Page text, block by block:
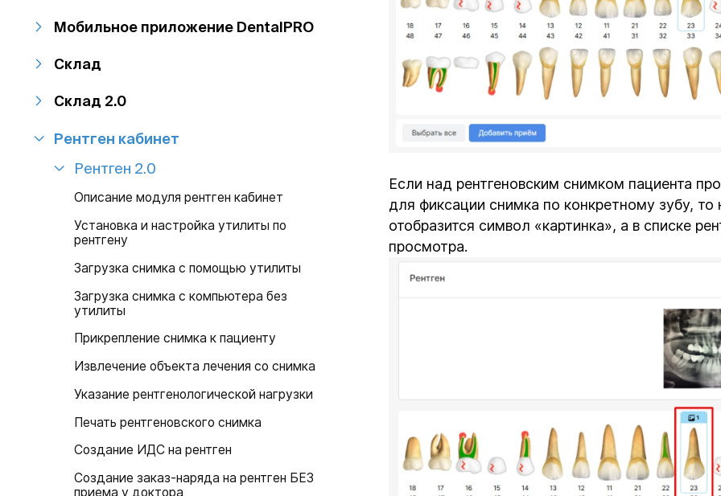
Мобильное приложение DentalPRO
Склад
Склад 2.0
Рентген кабинет
Рентген 2.0
Описание модуля рентген кабинет
Установка и настройка утилиты по
рентгену
Загрузка снимка с помощью утилиты
Загрузка снимка с компьютера без
утилиты
Прикрепление снимка к пациенту
Извлечение объекта лечения со снимка
Указание рентгенологической нагрузки
Печать рентгеновского снимка
Создание ИДС на рентген
Создание заказ-наряда на рентген БЕЗ
приема у доктора
Если над рентгеновским снимком пациента
для фиксации снимка по конкретному зубу,
отобразится символ «картинка», а в списке
просмотра.